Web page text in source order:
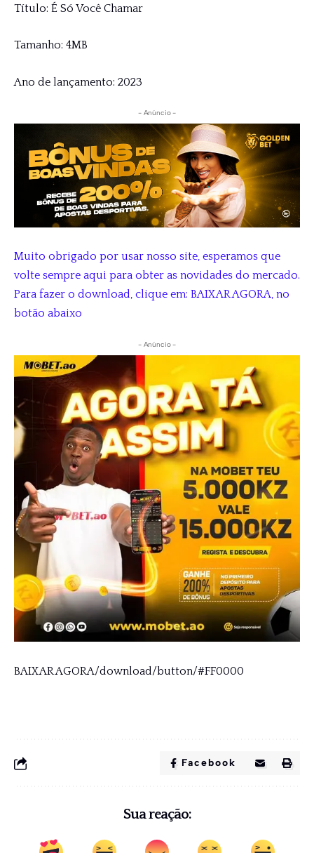
Título: É Só Você Chamar
Tamanho: 4MB
Ano de lançamento: 2023
- Anúncio -
Muito obrigado por usar nosso site, esperamos que
volte sempre aqui para obter as novidades do mercado.
Para fazer o download, clique em: BAIXAR AGORA, no
botão abaixo
- Anúncio -
BAIXAR AGORA/download/button/#FF0000
Facebook
Sua reação: